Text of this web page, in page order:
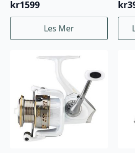
kr1599
Les Mer
kr